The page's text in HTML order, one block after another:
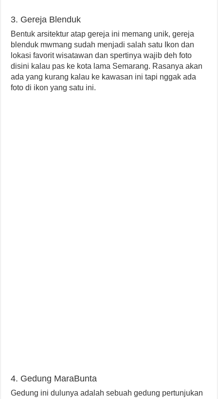
3. Gereja Blenduk
Bentuk arsitektur atap gereja ini memang unik, gereja
blenduk mwmang sudah menjadi salah satu Ikon dan
lokasi favorit wisatawan dan spertinya wajib deh foto
disini kalau pas ke kota lama Semarang. Rasanya akan
ada yang kurang kalau ke kawasan ini tapi nggak ada
foto di ikon yang satu ini.
4. Gedung MaraBunta
Gedung ini dulunya adalah sebuah gedung pertunjukan